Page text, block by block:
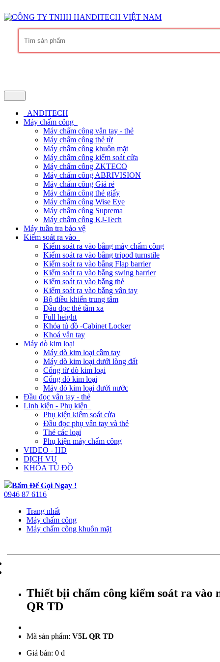
ANDITECH
Máy chấm công
Máy chấm công vân tay - thẻ
Máy chấm công thẻ từ
Máy chấm công khuôn mặt
Máy chấm công kiểm soát cửa
Máy chấm công ZKTECO
Máy chấm công ABRIVISION
Máy chấm công Giá rẻ
Máy chấm công thẻ giấy
Máy chấm công Wise Eye
Máy chấm công Suprema
Máy chấm công KJ-Tech
Máy tuần tra bảo vệ
Kiểm soát ra vào
Kiểm soát ra vào bằng máy chấm công
Kiểm soát ra vào bằng tripod turnstile
Kiểm soát ra vào bằng Flap barrier
Kiểm soát ra vào bằng swing barrier
Kiểm soát ra vào bằng thẻ
Kiểm soát ra vào bằng vân tay
Bộ điều khiển trung tâm
Đầu đọc thẻ tầm xa
Full height
Khóa tủ đồ -Cabinet Locker
Khoá vân tay
Máy dò kim loại
Máy dò kim loại cầm tay
Máy dò kim loại dưới lòng đất
Cổng từ dò kim loại
Cổng dò kim loại
Máy dò kim loại dưới nước
Đầu đọc vân tay - thẻ
Linh kiện - Phụ kiện
Phụ kiện kiểm soát cửa
Đầu đọc phụ vân tay và thẻ
Thẻ các loại
Phụ kiện máy chấm công
VIDEO - HD
DỊCH VỤ
KHÓA TỦ ĐỒ
Bấm Để Gọi Ngay !
0946 87 6116
Trang nhất
Máy chấm công
Máy chấm công khuôn mặt
Thiết bịi chấm công kiểm soát ra vào
QR TD
Mã sản phẩm: V5L QR TD
Giá bán: 0 đ